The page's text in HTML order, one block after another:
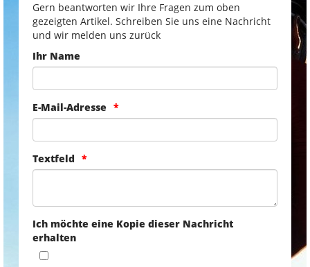
Gern beantworten wir Ihre Fragen zum oben
gezeigten Artikel. Schreiben Sie uns eine Nachricht
und wir melden uns zurück
Ihr Name
E-Mail-Adresse
Textfeld
Ich möchte eine Kopie dieser Nachricht
erhalten